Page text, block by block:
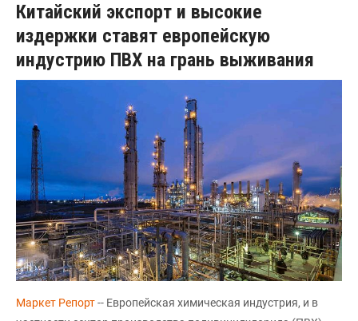
Китайский экспорт и высокие
издержки ставят европейскую
индустрию ПВХ на грань выживания
Маркет Репорт-- Европейская химическая индустрия, и в